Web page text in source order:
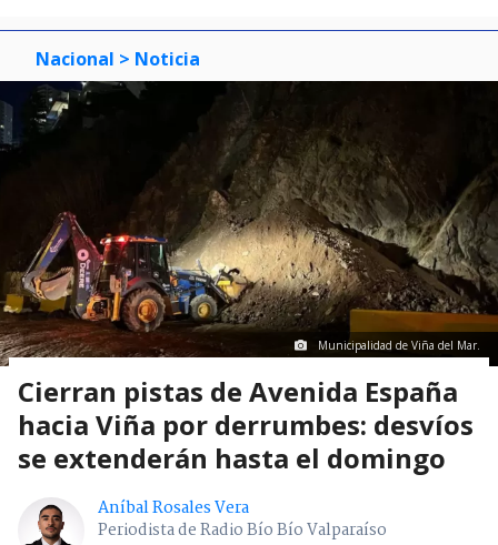
Nacional > Noticia
Municipalidad de Viña del Mar.
Cierran pistas de Avenida España
hacia Viña por derrumbes: desvíos
se extenderán hasta el domingo
Aníbal Rosales Vera
Periodista de Radio Bío Bío Valparaíso